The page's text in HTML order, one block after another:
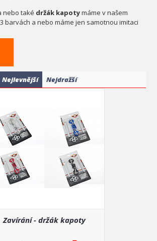
nebo také držák kapotymáme v našem
barvách a nebo máme jen samotnou imitaci
Nejlevnější Nejdražší
Zavírání - držák kapoty